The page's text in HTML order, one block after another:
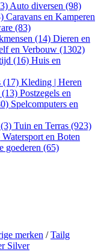
Auto diversen (98)
Caravans en Kamperen
(83)
(14) Dieren en
en Verbouw (1302)
(16) Huis en
(17) Kleding | Heren
(13) Postzegels en
Spelcomputers en
Tuin en Terras (923)
Watersport en Boten
goederen (65)
merken /Tailg
Silver